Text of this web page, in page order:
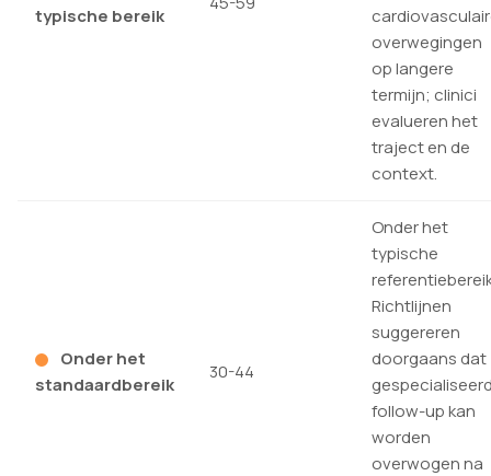
typische bereik
overwegingen
op langere
termijn; clinici
evalueren het
traject en de
context.
Onder het
standaardbereik
30-44
Onder het
typische
Richtlijnen
suggereren
doorgaans dat
follow-up kan
worden
overwogen na